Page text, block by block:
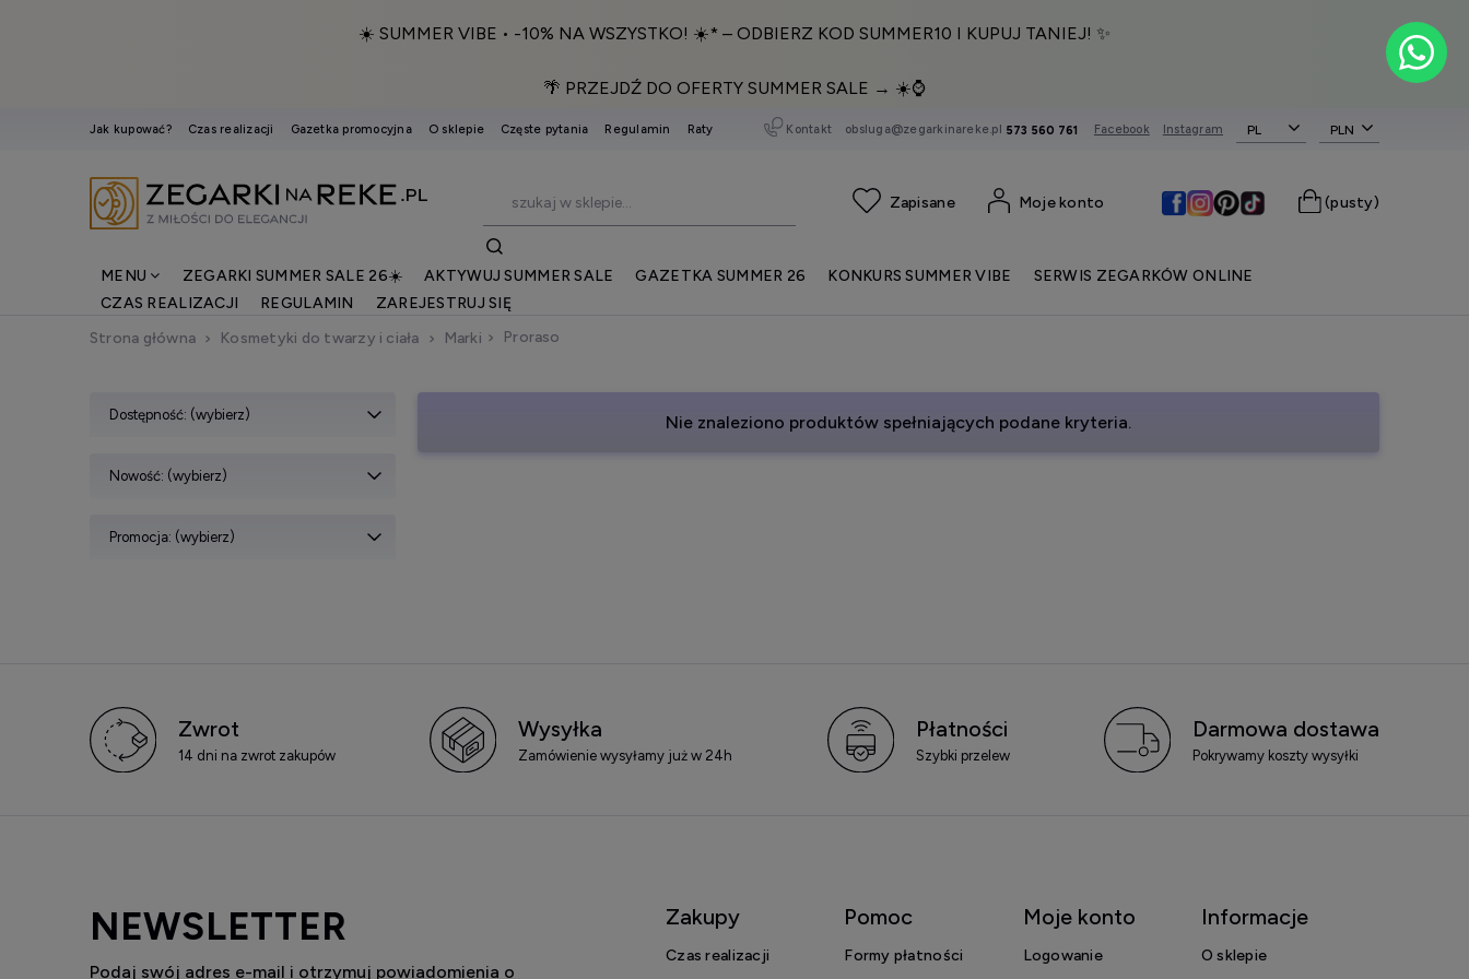
☀️ SUMMER VIBE • -10% NA WSZYSTKO! ☀️* – ODBIERZ KOD SUMMER10 I KUPUJ TANIEJ! ✨
🌴 PRZEJDŹ DO OFERTY SUMMER SALE → ☀️⌚️
Jak kupować? Czas realizacji Gazetka promocyjna O sklepie Częste pytania Regulamin Raty Kontakt obsluga@zegarkinareke.pl 573 560 761 Facebook Instagram PL
(pusty)
Moje konto
MENU ZEGARKI SUMMER SALE 26☀️ AKTYWUJ SUMMER SALE GAZETKA SUMMER 26 KONKURS SUMMER VIBE
SERWIS ZEGARKÓW ONLINE
CZAS REALIZACJI
REGULAMIN
ZAREJESTRUJ SIĘ
Strona główna
Kosmetyki do twarzy i ciała Marki Proraso
Dostępność: (wybierz)
Nowość: (wybierz)
Promocja: (wybierz)
Nie znaleziono produktów spełniających podane kryteria.
Zwrot
14 dni na zwrot zakupów
Wysyłka
Zamówienie wysyłamy już w 24h
Płatności
Szybki przelew
Darmowa dostawa
Pokrywamy koszty wysyłki
NEWSLETTER
Podaj swój adres e-mail i otrzymuj powiadomienia o
Zakupy
Czas realizacji
Pomoc
Formy płatności
Moje konto
Logowanie
Informacje
O sklepie